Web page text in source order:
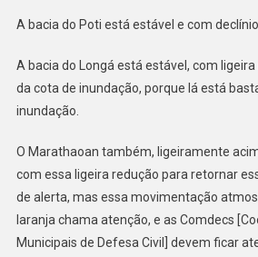
A bacia do Poti está estável e com
A bacia do Longá está estável, com
da cota de inundação, porque lá está
inundação.
O Marathaoan também, ligeiramente
com essa ligeira redução para retornar
de alerta, mas essa movimentação
laranja chama atenção, e as Comdecs
Municipais de Defesa Civil] devem ficar